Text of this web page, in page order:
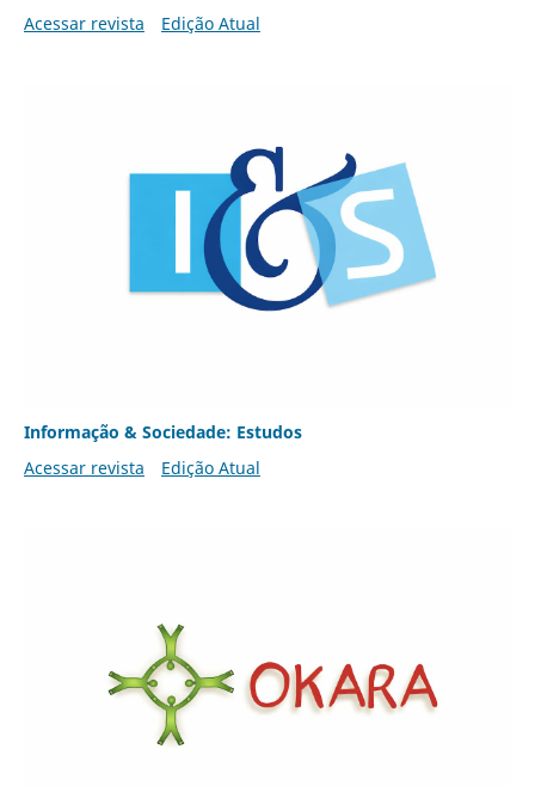
Acessar revista
Edição Atual
Informação & Sociedade: Estudos
Acessar revista
Edição Atual